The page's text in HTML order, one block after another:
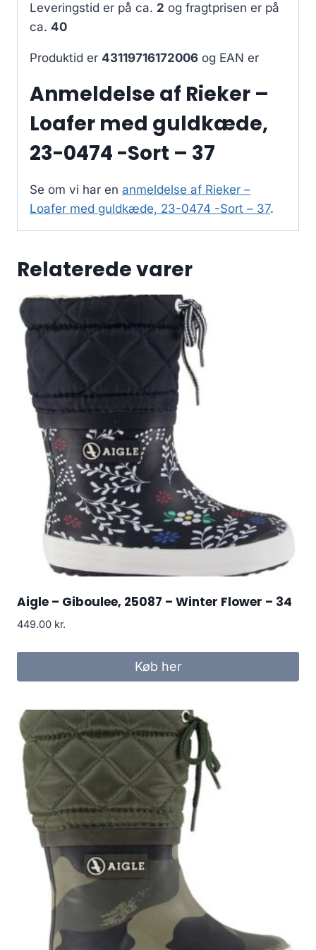
Leveringstid er på ca. 2 og fragtprisen er på
ca. 40
Produktid er 43119716172006 og EAN er
Anmeldelse af Rieker –
Loafer med guldkæde,
23-0474 -Sort – 37
Se om vi har en anmeldelse af Rieker –
Loafer med guldkæde, 23-0474 -Sort – 37.
Relaterede varer
Aigle – Giboulee, 25087 – Winter Flower – 34
449.00 kr.
Køb her